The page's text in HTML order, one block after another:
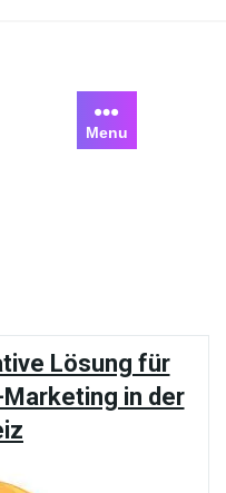
Menu
Lösung für
in der